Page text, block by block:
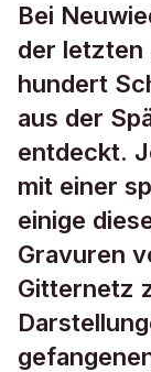
Älteste
Bei
der letzten
hundert
aus der
entdeckt.
mit einer
einige
Gravuren
Gitternetz